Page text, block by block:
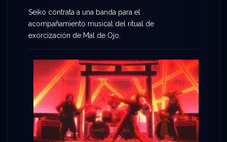
Seiko contrata a una banda para el
acompañamiento musical del ritual de
exorcización de Mal de Ojo.